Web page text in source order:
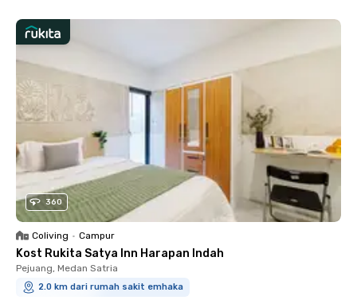
360
Coliving • Campur
Kost Rukita Satya Inn Harapan Indah
Pejuang, Medan Satria
2.0 km dari rumah sakit emhaka